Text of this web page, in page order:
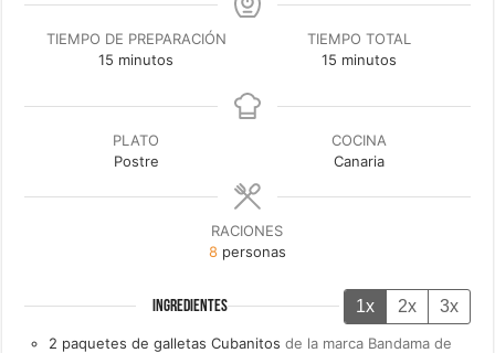
TIEMPO DE PREPARACIÓN
15 minutos
minutos
TIEMPO TOTAL
15minutos
minutos
PLATO
Postre
COCINA
Canaria
RACIONES
8 personas
INGREDIENTES 1x 2x 3x
2 paquetes de galletas Cubanitos de la marca Bandama de